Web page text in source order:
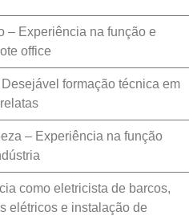
– Experiência na função e
office
formação técnica em
– Experiência na função
como eletricista de barcos,
elétricos e instalação de